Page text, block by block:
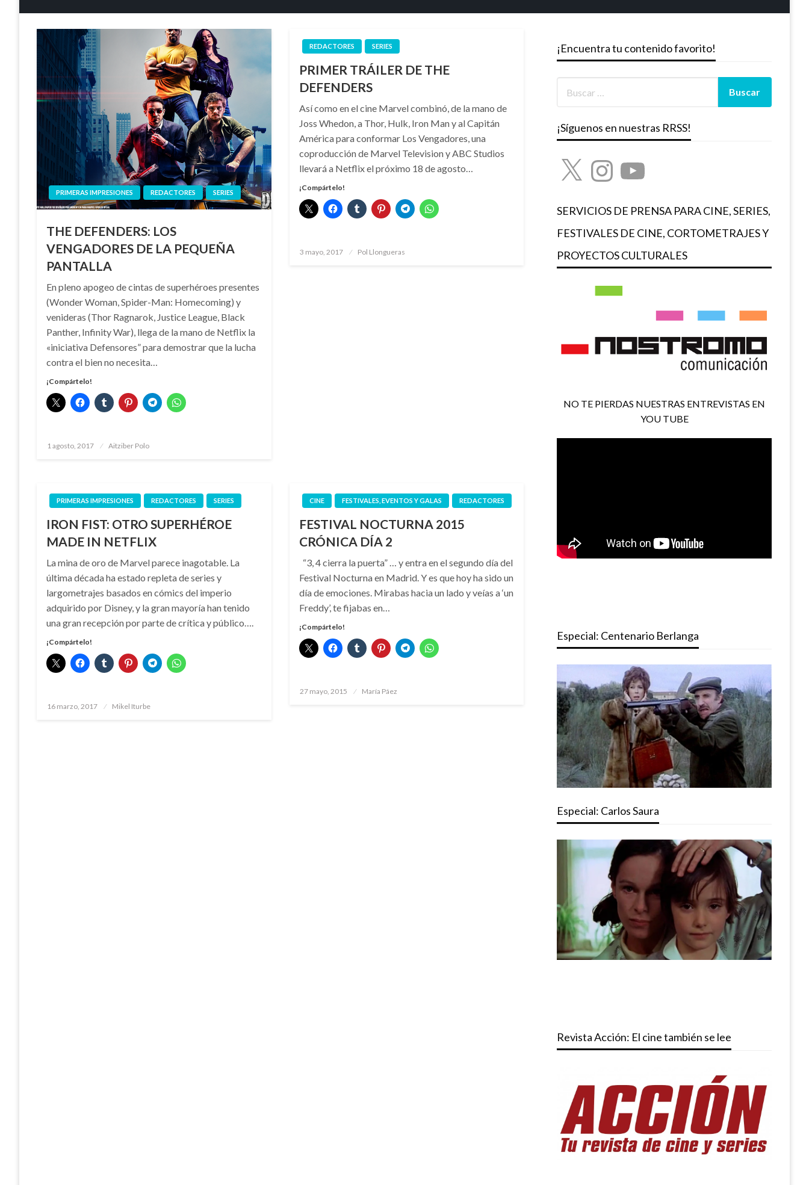
PRIMERAS IMPRESIONES REDACTORES SERIES
THE DEFENDERS: LOS
VENGADORES DE LA PEQUEÑA
PANTALLA
En pleno apogeo de cintas de superhéroes presentes
(Wonder Woman, Spider-Man: Homecoming) y
venideras (Thor Ragnarok, Justice League, Black
Panther, Infinity War), llega de la mano de Netflix la
«iniciativa Defensores” para demostrar que la lucha
contra el bien no necesita…
¡Compártelo!
Publicado
1 agosto, 2017 Aitziber Polo
REDACTORES SERIES
PRIMER TRÁILER DE THE
DEFENDERS
Así como en el cine Marvel combinó, de la mano de
Joss Whedon, a Thor, Hulk, Iron Man y al Capitán
América para conformar Los Vengadores, una
coproducción de Marvel Television y ABC Studios
llevará a Netflix el próximo 18 de agosto…
¡Compártelo!
Publicado
3 mayo, 2017 Pol Llongueras
PRIMERAS IMPRESIONES REDACTORES SERIES
IRON FIST: OTRO SUPERHÉROE
MADE IN NETFLIX
La mina de oro de Marvel parece inagotable. La
última década ha estado repleta de series y
largometrajes basados en cómics del imperio
adquirido por Disney, y la gran mayoría han tenido
una gran recepción por parte de crítica y público….
¡Compártelo!
Publicado
16 marzo, 2017 Mikel Iturbe
CINE FESTIVALES, EVENTOS Y GALAS REDACTORES
FESTIVAL NOCTURNA 2015
CRÓNICA DÍA 2
“3, 4 cierra la puerta” … y entra en el segundo día del
Festival Nocturna en Madrid. Y es que hoy ha sido un
día de emociones. Mirabas hacia un lado y veías a ‘un
Freddy’, te fijabas en…
¡Compártelo!
Publicado
27 mayo, 2015 María Páez
¡Encuentra tu contenido favorito!
¡Síguenos en nuestras RRSS!
X InstagramYouTube
SERVICIOS DE PRENSA PARA CINE, SERIES,
FESTIVALES DE CINE, CORTOMETRAJES Y
PROYECTOS CULTURALES
NO TE PIERDAS NUESTRAS ENTREVISTAS EN
YOU TUBE
Especial: Centenario Berlanga
Especial: Carlos Saura
Revista Acción: El cine también se lee